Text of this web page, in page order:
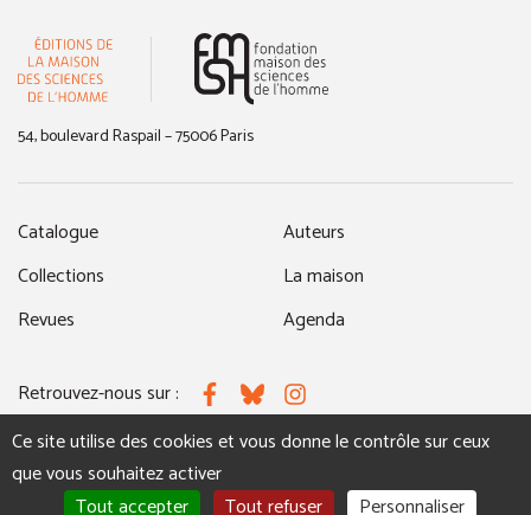
54, boulevard Raspail – 75006 Paris
Catalogue
Collections
Revues
Auteurs
La maison
Agenda
Retrouvez-nous sur : FacebookBlueskyInstagram
MENTIONS LÉGALES NOUS CONTACTER
Ce site utilise des cookies et vous donne le contrôle sur ceux
que vous souhaitez activer
Tout accepter
Tout refuser Personnaliser